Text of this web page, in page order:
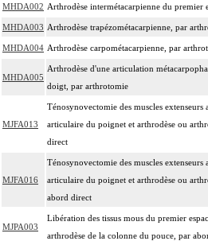
MHDA002 Arthrodèse intermétacarpienne du premier
MHDA003 Arthrodèse trapézométacarpienne, par
MHDA004 Arthrodèse carpométacarpienne, par
MHDA005
Arthrodèse d'une articulation
doigt, par arthrotomie
MJFA013
Ténosynovectomie des muscles
articulaire du poignet et arthrodèse ou
direct
MJFA016
Ténosynovectomie des muscles
articulaire du poignet et arthrodèse ou
abord direct
MJPA003
Libération des tissus mous du premier
arthrodèse de la colonne du pouce, par